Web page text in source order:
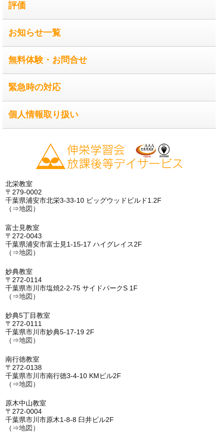
評価
お知らせ一覧
無料体験・お問合せ
緊急時の対応
個人情報取り扱い
北栄教室
〒279-0002
千葉県浦安市北栄3-33-10 ビッグウッドビルド1.2F
（⇒地図 ）
富士見教室
〒272-0043
千葉県浦安市富士見1-15-17 ハイグレイス2F
（⇒地図 ）
妙典教室
〒272-0114
千葉県市川市塩焼2-2-75 サイドパークS 1F
（⇒地図 ）
妙典5丁目教室
〒272-0111
千葉県市川市妙典5-17-19 2F
（⇒地図 ）
南行徳教室
〒272-0138
千葉県市川市南行徳3-4-10 KMビル2F
（⇒地図 ）
原木中山教室
〒272-0004
千葉県市川市原木1-8-8 臼井ビル2F
（⇒地図 ）